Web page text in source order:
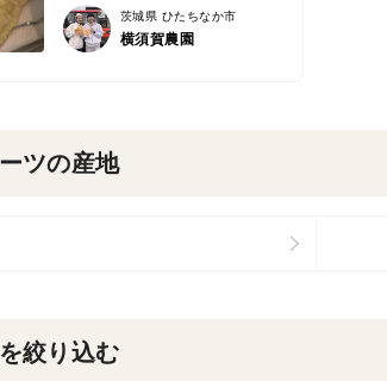
茨城県 ひたちなか市
横須賀農園
ツの産地
絞り込む